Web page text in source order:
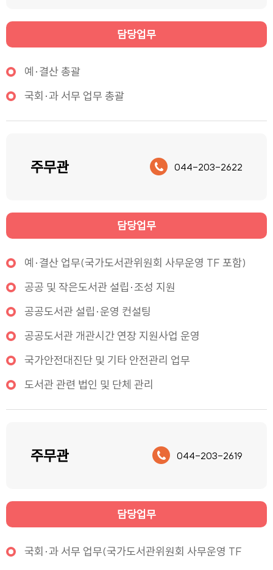
담당업무
예·결산 총괄
국회·과 서무 업무 총괄
주무관 044-203-2622
담당업무
예·결산 업무(국가도서관위원회 사무운영 TF 포함)
공공 및 작은도서관 설립·조성 지원
공공도서관 설립·운영 컨설팅
공공도서관 개관시간 연장 지원사업 운영
국가안전대진단 및 기타 안전관리 업무
도서관 관련 법인 및 단체 관리
주무관 044-203-2619
담당업무
국회·과 서무 업무(국가도서관위원회 사무운영 TF